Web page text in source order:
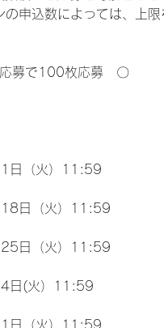
申込数によっては、上
募で100枚応募　〇
日（火）11:59
日（火）11:59
日（火）11:59
日(火）11:59
日（火）11:59